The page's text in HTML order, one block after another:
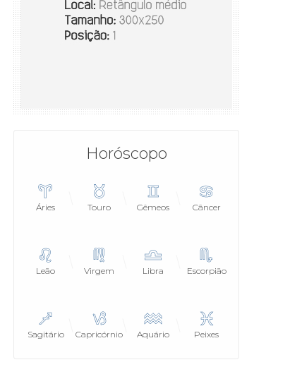
Horóscopo
Áries Touro Gêmeos Câncer
Leão Virgem Libra Escorpião
Sagitário Capricórnio Aquário Peixes